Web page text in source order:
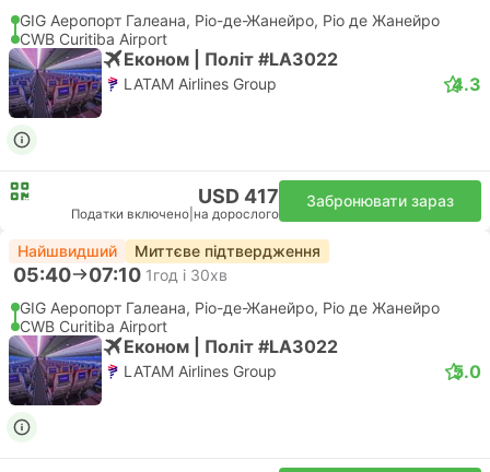
GIG Аеропорт Галеана, Ріо-де-Жанейро, Ріо де Жанейро
CWB Curitiba Airport
Економ | Політ #LA3022
LATAM Airlines Group 4.3
USD 417
Податки включено на дорослого
Забронювати зараз
Найшвидший Миттєве підтвердження
05:40 07:10 1год і 30хв
GIG Аеропорт Галеана, Ріо-де-Жанейро, Ріо де Жанейро
CWB Curitiba Airport
Економ | Політ #LA3022
LATAM Airlines Group 5.0